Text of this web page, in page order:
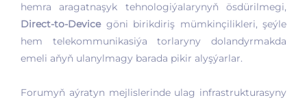
hemra aragatnaşyk tehnologiýalarynyň ösdürilmegi,
Direct-to-Devicegöni birikdiriş mümkinçilikleri, şeýle
hem telekommunikasiýa torlaryny dolandyrmakda
emeli aňyň ulanylmagy barada pikir alyşýarlar.
Forumyň aýratyn mejlislerinde ulag infrastrukturasyny